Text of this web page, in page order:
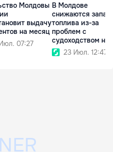
Молдовы
выдачу
на месяц
07:27
В Молдове
снижаются
топлива из-за
проблем с
судоходством на
Дунае23 Июл. 12:47